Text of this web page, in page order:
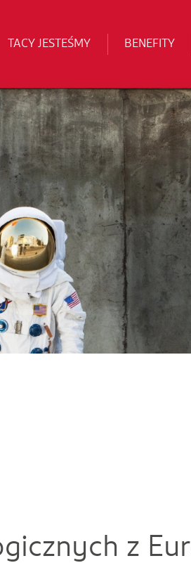
TACY JESTEŚMY BENEFITY
z